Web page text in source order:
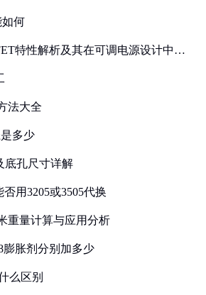
何
特性解析及其在可调电源设计中的
法大全
多少
底孔尺寸详解
用3205或3505代换
重量计算与应用分析
膨胀剂分别加多少
么区别